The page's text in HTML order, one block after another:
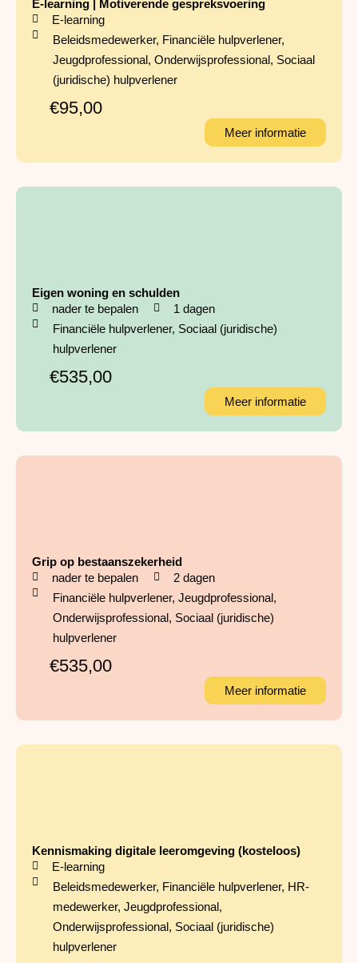
E-learning | Motiverende gespreksvoering
E-learning
Beleidsmedewerker, Financiële hulpverlener,
Jeugdprofessional, Onderwijsprofessional, Sociaal
(juridische) hulpverlener
€95,00
Meer informatie
Eigen woning en schulden
nader te bepalen
1 dagen
Financiële hulpverlener, Sociaal (juridische)
hulpverlener
€535,00
Meer informatie
Grip op bestaanszekerheid
nader te bepalen
2 dagen
Financiële hulpverlener, Jeugdprofessional,
Onderwijsprofessional, Sociaal (juridische)
hulpverlener
€535,00
Meer informatie
Kennismaking digitale leeromgeving (kosteloos)
E-learning
Beleidsmedewerker, Financiële hulpverlener, HR-
medewerker, Jeugdprofessional,
Onderwijsprofessional, Sociaal (juridische)
hulpverlener